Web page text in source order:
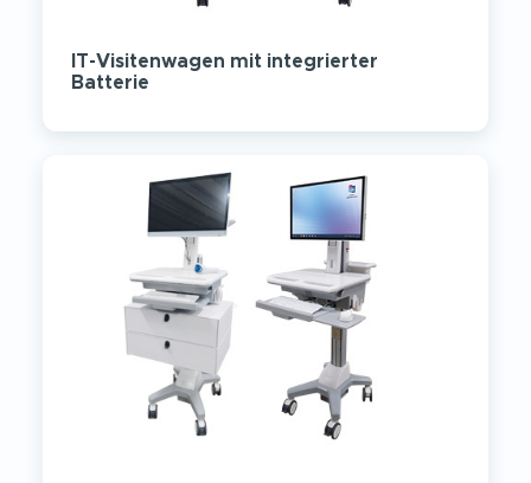
IT-Visitenwagen mit integrierter
Batterie